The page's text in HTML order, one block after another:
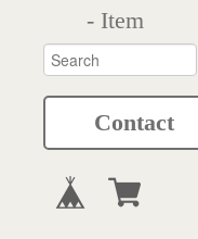
- Item
Contact